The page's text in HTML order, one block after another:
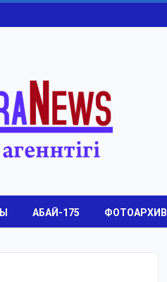
АБАЙ-175 ФОТОАРХИВ